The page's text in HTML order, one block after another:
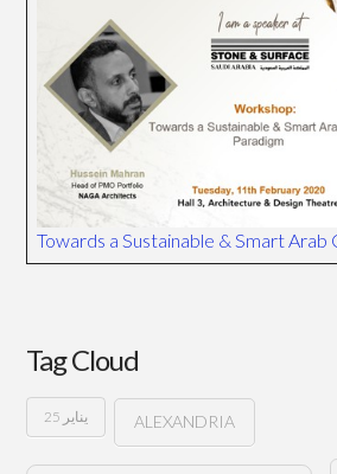
Towards a Sustainable & Smart Arab
Tag Cloud
25 يناير ALEXANDRIA